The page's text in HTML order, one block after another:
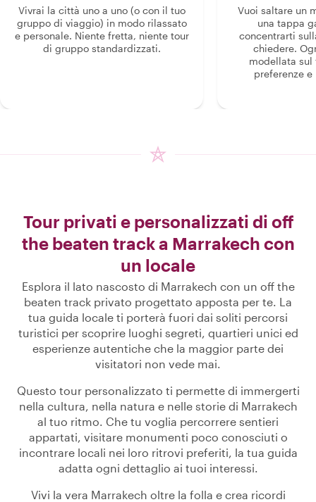
Vivrai la città uno a uno (o con il tuo
gruppo di viaggio) in modo rilassato
e personale. Niente fretta, niente tour
di gruppo standardizzati.
Vuoi saltare un
una tappa
concentrarti
chiedere.
modellata sul
preferenze
Tour privati e personalizzati di off
the beaten track a Marrakech con
un locale
Esplora il lato nascosto di Marrakech con un off the
beaten track privato progettato apposta per te. La
tua guida locale ti porterà fuori dai soliti percorsi
turistici per scoprire luoghi segreti, quartieri unici ed
esperienze autentiche che la maggior parte dei
visitatori non vede mai.
Questo tour personalizzato ti permette di immergerti
nella cultura, nella natura e nelle storie di Marrakech
al tuo ritmo. Che tu voglia percorrere sentieri
appartati, visitare monumenti poco conosciuti o
incontrare locali nei loro ritrovi preferiti, la tua guida
adatta ogni dettaglio ai tuoi interessi.
Vivi la vera Marrakech oltre la folla e crea ricordi